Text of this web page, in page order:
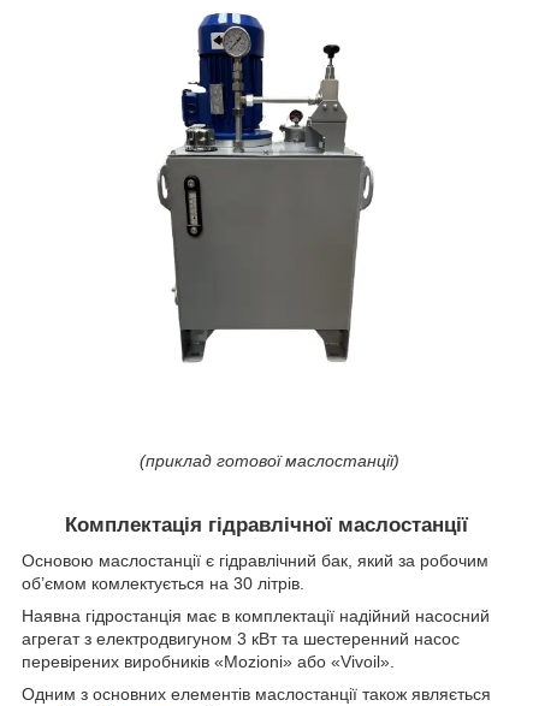
(приклад готової маслостанції)
Комплектація гідравлічної маслостанції
Основою маслостанції є гідравлічний бак, який за робочим
об’ємом комлектується на 30 літрів.
Наявна гідростанція має в комплектації надійний насосний
агрегат з електродвигуном 3 кВт та шестеренний насос
перевірених виробників «Mozioni» або «Vivoil».
Одним з основних елементів маслостанції також являється